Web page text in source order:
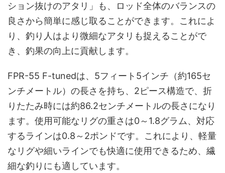
ション抜けのアタリ」も、ロッド全体のバランスの
良さから簡単に感じ取ることができます。これによ
り、釣り人はより微細なアタリも捉えることがで
き、釣果の向上に貢献します。
FPR-55 F-tunedは、5フィート5インチ（約165セ
ンチメートル）の長さを持ち、2ピース構造で、折
りたたみ時には約86.2センチメートルの長さになり
ます。使用可能なリグの重さは0～1.8グラム、対応
するラインは0.8～2ポンドです。これにより、軽量
なリグや細いラインでも快適に使用できるため、繊
細な釣りにも適しています。